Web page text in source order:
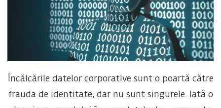
Încălcările datelor corporative sunt o poartă către
frauda de identitate, dar nu sunt singurele. Iată o